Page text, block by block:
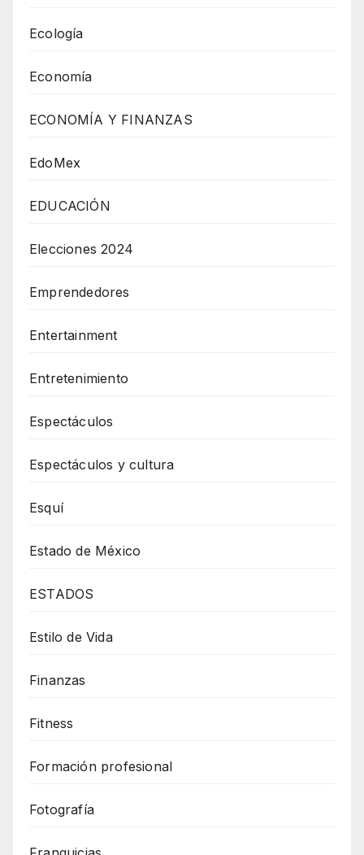
Ecología
Economía
ECONOMÍA Y FINANZAS
EdoMex
EDUCACIÓN
Elecciones 2024
Emprendedores
Entertainment
Entretenimiento
Espectáculos
Espectáculos y cultura
Esquí
Estado de México
ESTADOS
Estilo de Vida
Finanzas
Fitness
Formación profesional
Fotografía